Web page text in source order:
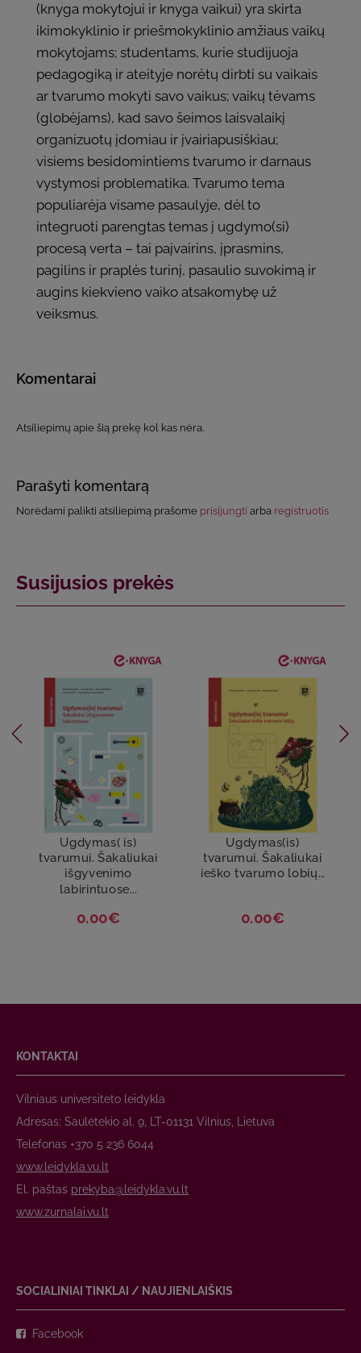
(knyga mokytojui ir knyga vaikui) yra skirta
ikimokyklinio ir priešmokyklinio amžiaus vaikų
mokytojams; studentams, kurie studijuoja
pedagogiką ir ateityje norėtų dirbti su vaikais
ar tvarumo mokyti savo vaikus; vaikų tėvams
(globėjams), kad savo šeimos laisvalaikį
organizuotų įdomiau ir įvairiapusiškiau;
visiems besidomintiems tvarumo ir darnaus
vystymosi problematika. Tvarumo tema
populiarėja visame pasaulyje, dėl to
integruoti parengtas temas į ugdymo(si)
procesą verta – tai paįvairins, įprasmins,
pagilins ir praplės turinį, pasaulio suvokimą ir
augins kiekvieno vaiko atsakomybę už
veiksmus.
Komentarai
Atsiliepimų apie šią prekę kol kas nėra.
Parašyti komentarą
Norėdami palikti atsiliepimą prašome prisijungti arba registruotis
Susijusios prekės
Ugdymas( is)
tvarumui. Šakaliukai
išgyvenimo
labirintuose...
0.00€
Ugdymas(is)
tvarumui. Šakaliukai
ieško tvarumo lobių...
0.00€
KONTAKTAI
Vilniaus universiteto leidykla
Adresas: Saulėtekio al. 9, LT-01131 Vilnius, Lietuva
Telefonas +370 5 236 6044
www.leidykla.vu.lt
El. paštas prekyba@leidykla.vu.lt
www.zurnalai.vu.lt
SOCIALINIAI TINKLAI / NAUJIENLAIŠKIS
Facebook